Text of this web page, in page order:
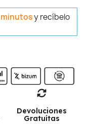
minutosy recíbelo
Devoluciones
Gratuítas